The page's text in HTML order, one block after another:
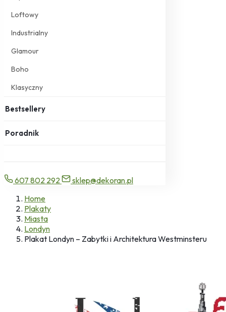
Loftowy
Industrialny
Glamour
Boho
Klasyczny
Bestsellery
Poradnik
607 802 292
sklep@dekoran.pl
Home
Plakaty
Miasta
Londyn
Plakat Londyn – Zabytki i Architektura Westminsteru